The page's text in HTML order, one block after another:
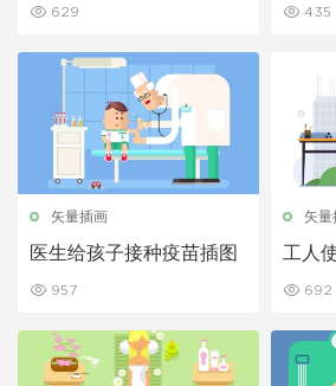
629 435
矢量插画
医生给孩子接种疫苗插图
957
矢量
工人
692